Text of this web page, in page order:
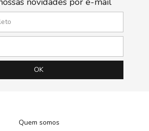
Quem somos